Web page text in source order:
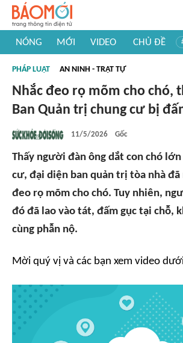
NÓNG MỚI VIDEO CHỦ ĐỀ
#Khám phá thế giới
PHÁP LUẬT AN NINH - TRẬT TỰ
Nhắc đeo rọ mõm cho chó,
Ban Quản trị chung cư bị
11/5/2026 Gốc
Thấy người đàn ông dắt con chó lớn
cư, đại diện ban quản trị tòa nhà đã
đeo rọ mõm cho chó. Tuy nhiên,
đó đã lao vào tát, đấm gục tại chỗ,
cùng phẫn nộ.
Mời quý vị và các bạn xem video